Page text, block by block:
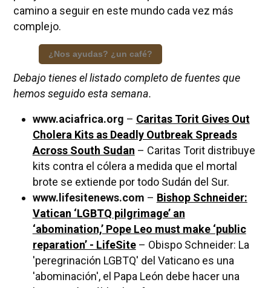
camino a seguir en este mundo cada vez más
complejo.
¿Nos ayudas? ¿un café?
Debajo tienes el listado completo de fuentes que
hemos seguido esta semana.
www.aciafrica.org – Caritas Torit Gives Out
Cholera Kits as Deadly Outbreak Spreads
Across South Sudan – Caritas Torit distribuye
kits contra el cólera a medida que el mortal
brote se extiende por todo Sudán del Sur.
www.lifesitenews.com – Bishop Schneider:
Vatican ‘LGBTQ pilgrimage’ an
‘abomination,’ Pope Leo must make ‘public
reparation’ - LifeSite– Obispo Schneider: La
'peregrinación LGBTQ' del Vaticano es una
'abominación', el Papa León debe hacer una